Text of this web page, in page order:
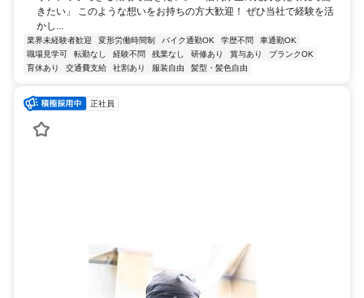
きたい」 このような想いをお持ちの方大歓迎！ ぜひ当社で経験を活
かし...
業界未経験者歓迎 変形労働時間制 バイク通勤OK 学歴不問
車通勤OK
職場見学可
転勤なし 経験不問 残業なし 研修あり 賞与あり
ブランクOK
育休あり
交通費支給 社割あり 服装自由 髪型・髪色自由
正社員